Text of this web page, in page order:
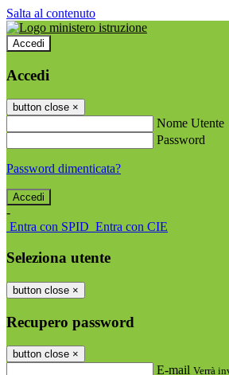
Salta al contenuto
Accedi
Accedi
button close ×
Nome Utente
Password
Password dimenticata?
-
Entra con SPID Entra con CIE
Seleziona utente
button close ×
Recupero password
button close ×
E-mail Verrà